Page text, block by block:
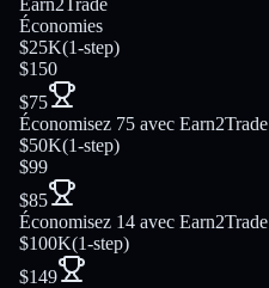
Earn2Trade
Économies
$25K(1-step)
$150
$75
Économisez 75 avec Earn2Trade
$50K(1-step)
$99
$85
Économisez 14 avec Earn2Trade
$100K(1-step)
$149